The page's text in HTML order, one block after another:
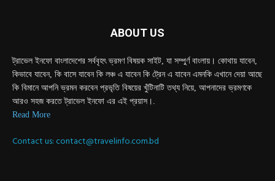
ABOUT US
ট্রাভেল ইনফো বাংলাদেশের সর্ববৃহৎ ভ্রমণ বিষয়ক সাইট, যা সম্পুর্ণ বাংলায়। কোথায় যাবেন,
কিভাবে যাবেন, কি বাসে যাবেন কি লঞ্চ এ যাবেন কি ট্রেন এ যাবেন এমনকি এখানে দেয়া আছে
কি বিমানে আপনি ভ্রমন করবেন প্রভৃতি বিষয়ের খুঁটিনাটি তথ্য নিয়ে, আপনাদের ভ্রমণকে
আরও সহজ করতে ট্রাভেল ইনফো এর এই প্রয়াস।.
Read More
Contact us:contact@travelinfo.com.bd